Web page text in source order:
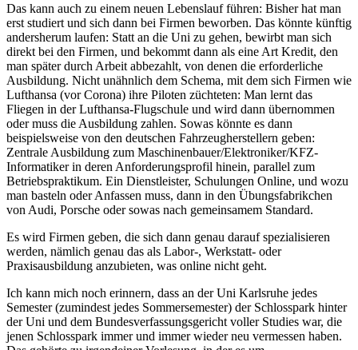
Das kann auch zu einem neuen Lebenslauf führen: Bisher hat man
erst studiert und sich dann bei Firmen beworben. Das könnte künftig
andersherum laufen: Statt an die Uni zu gehen, bewirbt man sich
direkt bei den Firmen, und bekommt dann als eine Art Kredit, den
man später durch Arbeit abbezahlt, von denen die erforderliche
Ausbildung. Nicht unähnlich dem Schema, mit dem sich Firmen wie
Lufthansa (vor Corona) ihre Piloten züchteten: Man lernt das
Fliegen in der Lufthansa-Flugschule und wird dann übernommen
oder muss die Ausbildung zahlen. Sowas könnte es dann
beispielsweise von den deutschen Fahrzeugherstellern geben:
Zentrale Ausbildung zum Maschinenbauer/Elektroniker/KFZ-
Informatiker in deren Anforderungsprofil hinein, parallel zum
Betriebspraktikum. Ein Dienstleister, Schulungen Online, und wozu
man basteln oder Anfassen muss, dann in den Übungsfabrikchen
von Audi, Porsche oder sowas nach gemeinsamem Standard.
Es wird Firmen geben, die sich dann genau darauf spezialisieren
werden, nämlich genau das als Labor-, Werkstatt- oder
Praxisausbildung anzubieten, was online nicht geht.
Ich kann mich noch erinnern, dass an der Uni Karlsruhe jedes
Semester (zumindest jedes Sommersemester) der Schlosspark hinter
der Uni und dem Bundesverfassungsgericht voller Studies war, die
jenen Schlosspark immer und immer wieder neu vermessen haben.